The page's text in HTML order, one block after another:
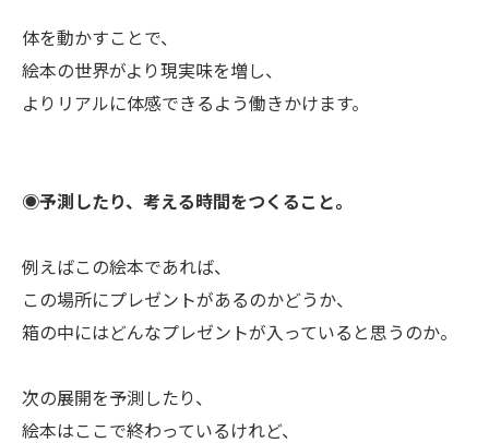
体を動かすことで、
絵本の世界がより現実味を増し、
よりリアルに体感できるよう働きかけます。
◉予測したり、考える時間をつくること。
例えばこの絵本であれば、
この場所にプレゼントがあるのかどうか、
箱の中にはどんなプレゼントが入っていると思うのか。
次の展開を予測したり、
絵本はここで終わっているけれど、